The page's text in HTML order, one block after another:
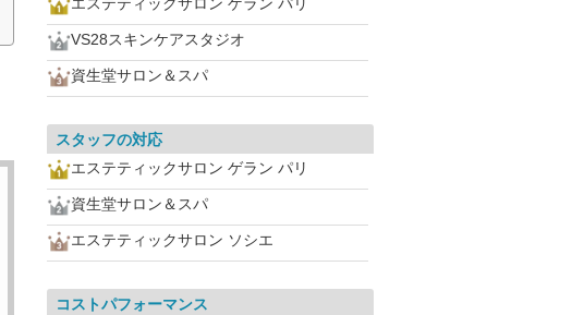
VS28スキンケアスタジオ
資生堂サロン＆スパ
スタッフの対応
エステティックサロン ゲラン パリ
資生堂サロン＆スパ
エステティックサロン ソシエ
コストパフォーマンス